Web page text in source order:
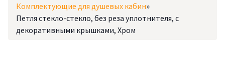
Комплектующие для душевых кабин»
Петля стекло-стекло, без реза уплотнителя, с
декоративными крышками, Хром